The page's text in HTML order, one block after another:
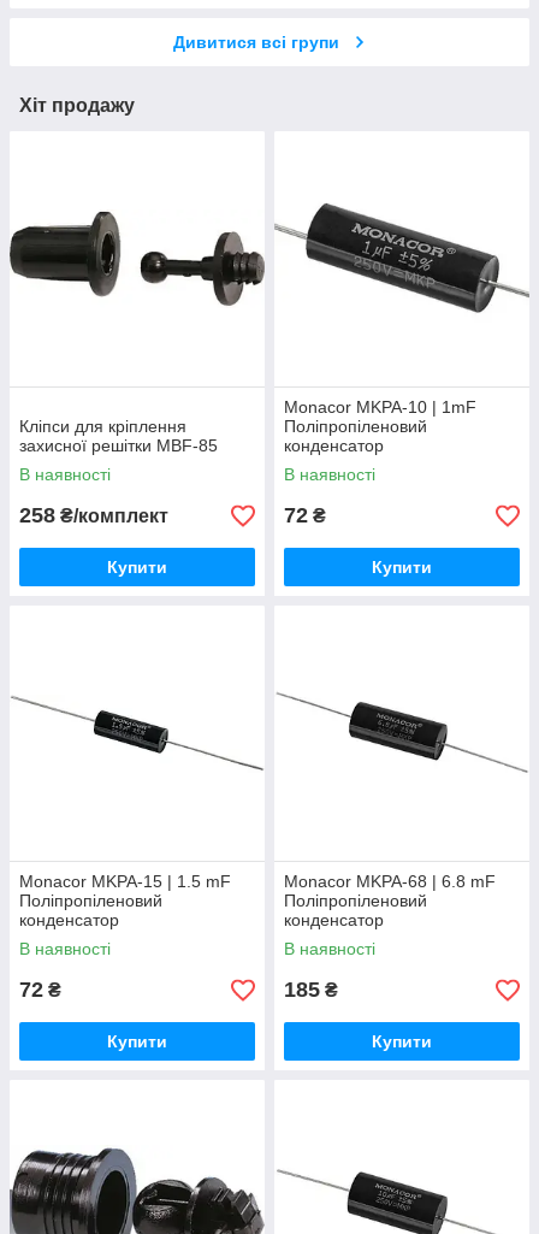
Дивитися всі групи
Хіт продажу
Кліпси для кріплення
захисної решітки MBF-85
В наявності
258 ₴/комплект
Купити
Monacor MKPA-10 | 1mF
Поліпропіленовий
конденсатор
В наявності
72 ₴
Купити
Monacor MKPA-15 | 1.5 mF
Поліпропіленовий
конденсатор
В наявності
72 ₴
Купити
Monacor MKPA-68 | 6.8 mF
Поліпропіленовий
конденсатор
В наявності
185 ₴
Купити